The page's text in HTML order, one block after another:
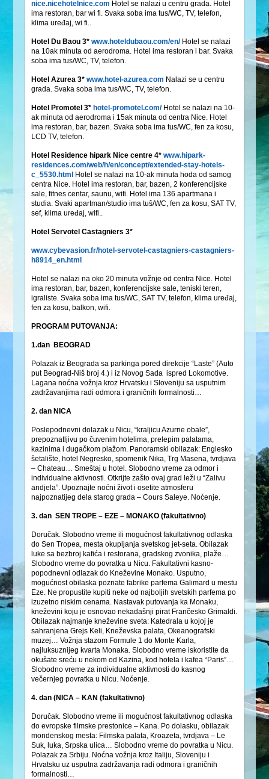
nice.nicehotelnice.com Hotel se nalazi u centru grada. Hotel
ima restoran, bar wi fi. Svaka soba ima tus/WC, TV, telefon,
klima uređaj, wi fi..
Hotel Du Baou 3*www.hoteldubaou.com/en/Hotel se nalazi
na 10ak minuta od aerodroma. Hotel ima restoran i bar. Svaka
soba ima tus/WC, TV, telefon.
Hotel Azurea 3*www.hotel-azurea.com Nalazi se u centru
grada. Svaka soba ima tus/WC, TV, telefon.
Hotel Promotel 3*hotel-promotel.com/Hotel se nalazi na 10-
ak minuta od aerodroma i 15ak minuta od centra Nice. Hotel
ima restoran, bar, bazen. Svaka soba ima tus/WC, fen za kosu,
LCD TV, telefon.
Hotel Residence hipark Nice centre 4*www.hipark-
residences.com/web/h/en/concept/extended-stay-hotels-
c_5530.html Hotel se nalazi na 10-ak minuta hoda od samog
centra Nice. Hotel ima restoran, bar, bazen, 2 konferencijske
sale, fitnes centar, saunu, wifi. Hotel ima 136 apartmana i
studia. Svaki apartman/studio ima tuš/WC, fen za kosu, SAT TV,
sef, klima uređaj, wifi..
Hotel Servotel Castagniers 3*
www.cybevasion.fr/hotel-servotel-castagniers-castagniers-
h8914_en.html
Hotel se nalazi na oko 20 minuta vožnje od centra Nice. Hotel
ima restoran, bar, bazen, konferencijske sale, teniski teren,
igraliste. Svaka soba ima tus/WC, SAT TV, telefon, klima uređaj,
fen za kosu, balkon, wifi.
PROGRAM PUTOVANJA:
1.dan BEOGRAD
Polazak iz Beograda sa parkinga pored direkcije “Laste” (Auto
put Beograd-Niš broj 4.) i iz Novog Sada ispred Lokomotive.
Lagana noćna vožnja kroz Hrvatsku i Sloveniju sa usputnim
zadržavanjima radi odmora i graničnih formalnosti…
2. dan NICA
Poslepodnevni dolazak u Nicu, “kraljicu Azurne obale”,
prepoznatljivu po čuvenim hotelima, prelepim palatama,
kazinima i dugačkom plažom. Panoramski obilazak: Englesko
šetalište, hotel Negresko, spomenik Nika, Trg Masena, tvrdjava
– Chateau… Smeštaj u hotel. Slobodno vreme za odmor i
individualne aktivnosti. Otkrijte zašto ovaj grad leži u “Zalivu
andjela”. Upoznajte noćni život i osetite atmosferu
najpoznatijeg dela starog grada – Cours Saleye. Noćenje.
3. dan SEN TROPE – EZE – MONAKO (fakultativno)
Doručak. Slobodno vreme ili mogućnost fakultativnog odlaska
do Sen Tropea, mesta okupljanja svetskog jet-seta. Obilazak
luke sa bezbroj kafića i restorana, gradskog zvonika, plaže…
Slobodno vreme do povratka u Nicu. Fakultativni kasno-
popodnevni odlazak do Kneževine Monako. Usputno,
mogućnost obilaska poznate fabrike parfema Galimard u mestu
Eze. Ne propustite kupiti neke od najboljih svetskih parfema po
izuzetno niskim cenama. Nastavak putovanja ka Monaku,
kneževini koju je osnovao nekadašnji pirat Frančesko Grimaldi.
Obilazak najmanje kneževine sveta: Katedrala u kojoj je
sahranjena Grejs Keli, Kneževska palata, Okeanografski
muzej… Vožnja stazom Formule 1 do Monte Karla,
najluksuznijeg kvarta Monaka. Slobodno vreme iskoristite da
okušate sreću u nekom od Kazina, kod hotela i kafea “Paris”…
Slobodno vreme za individualne aktivnosti do kasnog
večernjeg povratka u Nicu. Noćenje.
4. dan (NICA – KAN (fakultativno)
Doručak. Slobodno vreme ili mogućnost fakultativnog odlaska
do evropske filmske prestonice – Kana. Po dolasku, obilazak
mondenskog mesta: Filmska palata, Kroazeta, tvrdjava – Le
Suk, luka, Srpska ulica… Slobodno vreme do povratka u Nicu.
Polazak za Srbiju. Noćna vožnja kroz Italiju, Sloveniju i
Hrvatsku uz usputna zadržavanja radi odmora i graničnih
formalnosti…